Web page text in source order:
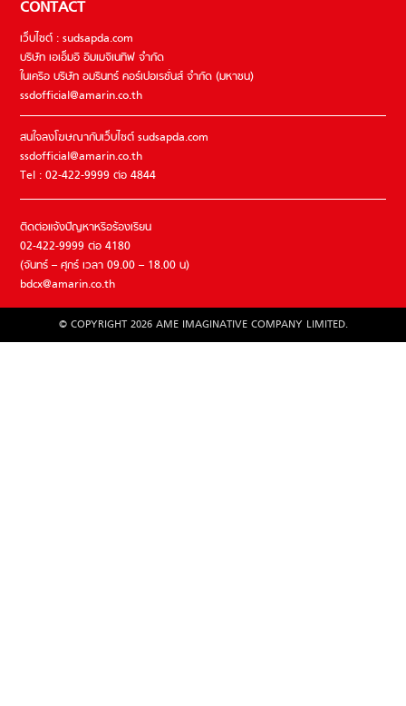
CONTACT
เว็บไซต์ : sudsapda.com
บริษัท เอเอ็มอี อิมเมจิเนทีฟ จำกัด
ในเครือ บริษัท อมรินทร์ คอร์เปอเรชั่นส์ จำกัด (มหาชน)
ssdofficial@amarin.co.th
สนใจลงโฆษณากับเว็บไซต์ sudsapda.com
ssdofficial@amarin.co.th
Tel : 02-422-9999 ต่อ 4844
ติดต่อแจ้งปัญหาหรือร้องเรียน
02-422-9999 ต่อ 4180
(จันทร์ – ศุกร์ เวลา 09.00 – 18.00 น)
bdcx@amarin.co.th
© COPYRIGHT 2026 AME IMAGINATIVE COMPANY LIMITED.